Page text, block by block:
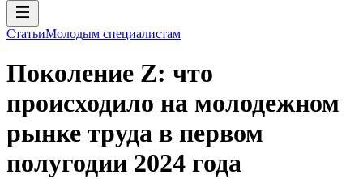
СтатьиМолодым специалистам
Поколение Z: что
происходило на молодежном
рынке труда в первом
полугодии 2024 года